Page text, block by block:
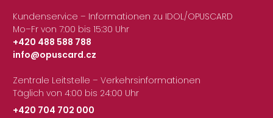
Kundenservice – Informationen zu IDOL/OPUSCARD
Mo–Fr von 7:00 bis 15:30 Uhr
+420 488 588 788
|
info@opuscard.cz
Zentrale Leitstelle – Verkehrsinformationen
Täglich von 4:00 bis 24:00 Uhr
+420 704 702 000